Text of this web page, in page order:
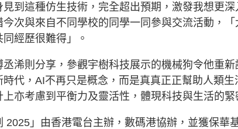
見到這種仿生技術，完全超出預期，激發我想更
今次與來自不同學校的同學一同參與交流活動，
經歷很難得」。
丞浠則分享，參觀宇樹科技展示的機械狗令他重
時代，AI不再只是概念，而是真真正正幫助人類
上亦考慮到平衡力及靈活性，體現科技與生活的緊
2025」由香港電台主辦，數碼港協辦，並獲保